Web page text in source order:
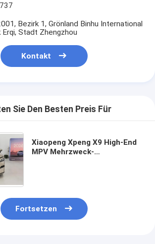
Bezirk 1, Grönland Binhu International
Erqi, Stadt Zhengzhou
Kontakt
Sie Den Besten Preis Für
Xiaopeng Xpeng X9 High-End
MPV Mehrzweck-
Fortsetzen